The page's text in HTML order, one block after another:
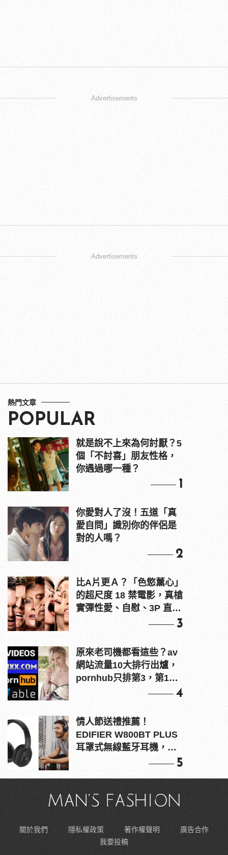
Advertisements
Advertisements
熱門文章
POPULAR
就是說不上來為何討厭？5
個「不討喜」朋友性格，
你遇過哪一種？
1
你愛對人了沒！五道「真
愛自問」識別你的伴侶是
對的人嗎？
2
比A片更Ａ？「色慾薰心」
的超尺度 18 禁電影，真槍
實彈性愛、自慰、3P 直接
3
原來老司機都看這些？av
網站流量10大排行出爐，
pornhub只排第3，第1名
4
情人節送禮推薦！
EDIFIER W800BT PLUS
耳罩式無線藍牙耳機，在
5
關於我們 隱私權政策 著作權聲明
廣告合作
我要投稿